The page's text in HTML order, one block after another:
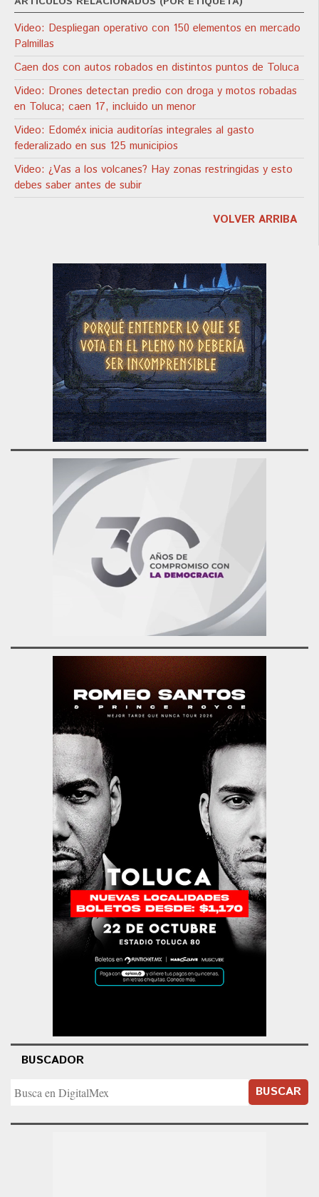
Video: Despliegan operativo con 150 elementos en mercado
Palmillas
Caen dos con autos robados en distintos puntos de Toluca
Video: Drones detectan predio con droga y motos robadas
en Toluca; caen 17, incluido un menor
Video: Edoméx inicia auditorías integrales al gasto
federalizado en sus 125 municipios
Video: ¿Vas a los volcanes? Hay zonas restringidas y esto
debes saber antes de subir
VOLVER ARRIBA
BUSCADOR
BUSCAR